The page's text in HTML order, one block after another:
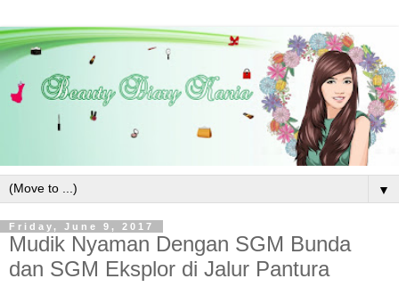
▼
Friday, June 9, 2017
Mudik Nyaman Dengan SGM Bunda
dan SGM Eksplor di Jalur Pantura